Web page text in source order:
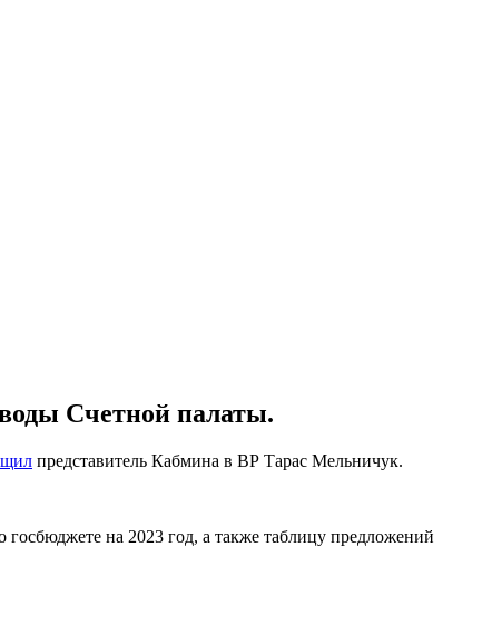
Счетной палаты.
представитель Кабмина в ВР Тарас Мельничук.
на 2023 год, а также таблицу предложений